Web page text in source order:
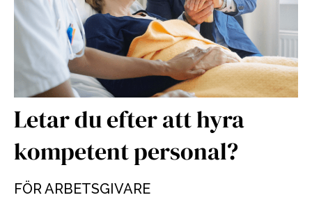
Letar du efter att hyra
kompetent personal?
FÖR ARBETSGIVARE